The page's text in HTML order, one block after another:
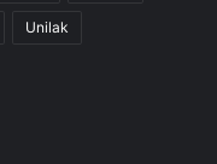
Unilak